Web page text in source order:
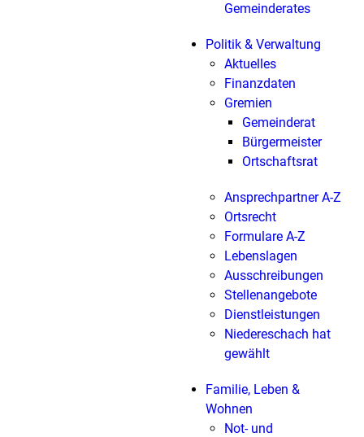
Gemeinderates
Politik & Verwaltung
Aktuelles
Finanzdaten
Gremien
Gemeinderat
Bürgermeister
Ortschaftsrat
Ansprechpartner A-Z
Ortsrecht
Formulare A-Z
Lebenslagen
Ausschreibungen
Stellenangebote
Dienstleistungen
Niedereschach hat
gewählt
Familie, Leben &
Wohnen
Not- und